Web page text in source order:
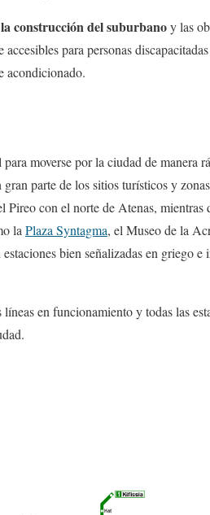
construcción del suburbanoy las
para personas
acondicionado.
moverse por la ciudad de manera
parte de los sitios turísticos y
Pireo con el norte de Atenas, mientras
la Plaza Syntagma, el Museo de la
bien señalizadas en griego
en funcionamiento y todas las